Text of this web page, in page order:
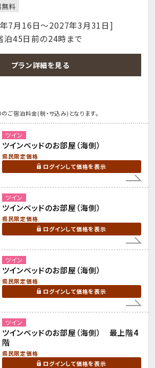
料
7月16日～2027年3月31日]
泊45日前の24時まで
プラン詳細を見る
ご宿泊料金(税・サ込み)となります。
ツイン
ツインベッドのお部屋（海側）
県民限定価格
ログインして価格を表示
ツイン
ツインベッドのお部屋（海側）
県民限定価格
ログインして価格を表示
ツイン
ツインベッドのお部屋（海側）
県民限定価格
ログインして価格を表示
ツイン
ツインベッドのお部屋（海側） 最上階4
階
県民限定価格
ログインして価格を表示